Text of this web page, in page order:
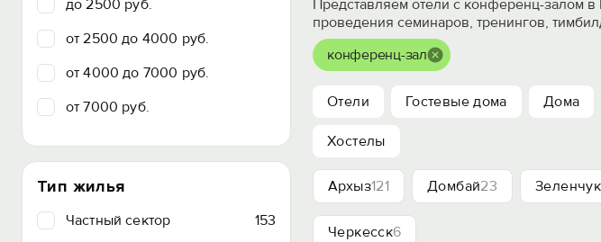
до 2500 руб.
от 2500 до 4000 руб.
от 4000 до 7000 руб.
от 7000 руб.
Тип жилья
Частный сектор
153
Представляем отели с конференц-залом
проведения семинаров, тренингов,
конференц-зал
Отели Гостевые дома Дома
Хостелы
Архыз121 Домбай23
Черкесск6